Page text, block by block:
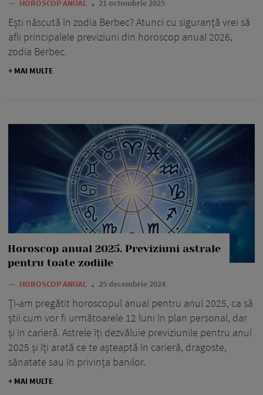
— HOROSCOP ANUAL 21 octombrie 2025
Ești născută în zodia Berbec? Atunci cu siguranță vrei să
afli principalele previziuni din horoscop anual 2026,
zodia Berbec.
+ MAI MULTE
Horoscop anual 2025. Previziuni astrale
pentru toate zodiile
— HOROSCOP ANUAL 25 decembrie 2024
Ți-am pregătit horoscopul anual pentru anul 2025, ca să
știi cum vor fi următoarele 12 luni în plan personal, dar
și în carieră. Astrele îți dezvăluie previziunile pentru anul
2025 și îți arată ce te așteaptă în carieră, dragoste,
sănatate sau în privința banilor.
+ MAI MULTE